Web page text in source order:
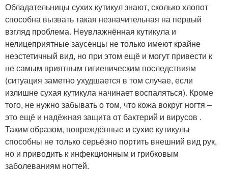
Обладательницы сухих кутикул знают, сколько хлопот
способна вызвать такая незначительная на первый
взгляд проблема. Неувлажнённая кутикула и
нелицеприятные заусенцы не только имеют крайне
неэстетичный вид, но при этом ещё и могут привести к
не самым приятным гигиеническим последствиям
(ситуация заметно ухудшается в том случае, если
излишне сухая кутикула начинает воспаляться). Кроме
того, не нужно забывать о том, что кожа вокруг ногтя –
это ещё и надёжная защита от бактерий и вирусов .
Таким образом, повреждённые и сухие кутикулы
способны не только серьёзно портить внешний вид рук,
но и приводить к инфекционным и грибковым
заболеваниям ногтей.